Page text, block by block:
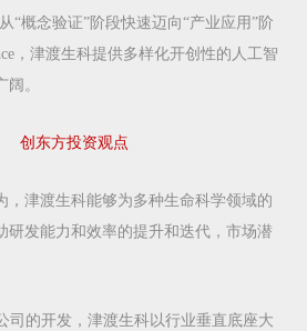
“概念验证”阶段快速迈向“产业应用”阶
，津渡生科提供多样化开创性的人工智
。
创东方投资观点
，津渡生科能够为多种生命科学领域的
研发能力和效率的提升和迭代，市场潜
司的开发，津渡生科以行业垂直底座大